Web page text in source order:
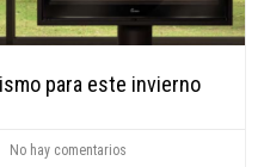
para este invierno
No hay comentarios